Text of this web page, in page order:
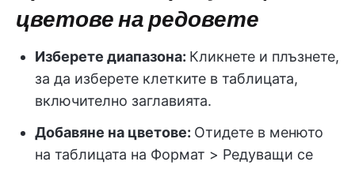
цветове на редовете
Изберете диапазона: Кликнете и плъзнете,
за да изберете клетките в таблицата,
включително заглавията.
Добавяне на цветове: Отидете в менюто
на таблицата на Формат > Редуващи се